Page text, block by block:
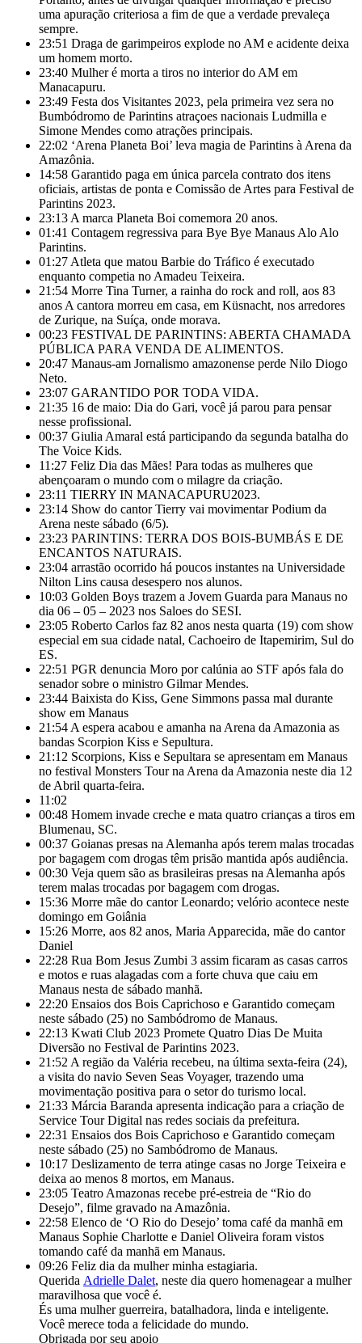
uma apuração criteriosa a fim de que a verdade prevaleça
sempre.
23:51 Draga de garimpeiros explode no AM e acidente deixa
um homem morto.
23:40 Mulher é morta a tiros no interior do AM em
Manacapuru.
23:49 Festa dos Visitantes 2023, pela primeira vez sera no
Bumbódromo de Parintins atraçoes nacionais Ludmilla e
Simone Mendes como atrações principais.
22:02 ‘Arena Planeta Boi’ leva magia de Parintins à Arena da
Amazônia.
14:58 Garantido paga em única parcela contrato dos itens
oficiais, artistas de ponta e Comissão de Artes para Festival de
Parintins 2023.
23:13 A marca Planeta Boi comemora 20 anos.
01:41 Contagem regressiva para Bye Bye Manaus Alo Alo
Parintins.
01:27 Atleta que matou Barbie do Tráfico é executado
enquanto competia no Amadeu Teixeira.
21:54 Morre Tina Turner, a rainha do rock and roll, aos 83
anos A cantora morreu em casa, em Küsnacht, nos arredores
de Zurique, na Suíça, onde morava.
00:23 FESTIVAL DE PARINTINS: ABERTA CHAMADA
PÚBLICA PARA VENDA DE ALIMENTOS.
20:47 Manaus-am Jornalismo amazonense perde Nilo Diogo
Neto.
23:07 GARANTIDO POR TODA VIDA.
21:35 16 de maio: Dia do Gari, você já parou para pensar
nesse profissional.
00:37 Giulia Amaral está participando da segunda batalha do
The Voice Kids.
11:27 Feliz Dia das Mães! Para todas as mulheres que
abençoaram o mundo com o milagre da criação.
23:11 TIERRY IN MANACAPURU2023.
23:14 Show do cantor Tierry vai movimentar Podium da
Arena neste sábado (6/5).
23:23 PARINTINS: TERRA DOS BOIS-BUMBÁS E DE
ENCANTOS NATURAIS.
23:04 arrastão ocorrido há poucos instantes na Universidade
Nilton Lins causa desespero nos alunos.
10:03 Golden Boys trazem a Jovem Guarda para Manaus no
dia 06 – 05 – 2023 nos Saloes do SESI.
23:05 Roberto Carlos faz 82 anos nesta quarta (19) com show
especial em sua cidade natal, Cachoeiro de Itapemirim, Sul do
ES.
22:51 PGR denuncia Moro por calúnia ao STF após fala do
senador sobre o ministro Gilmar Mendes.
23:44 Baixista do Kiss, Gene Simmons passa mal durante
show em Manaus
21:54 A espera acabou e amanha na Arena da Amazonia as
bandas Scorpion Kiss e Sepultura.
21:12 Scorpions, Kiss e Sepultara se apresentam em Manaus
no festival Monsters Tour na Arena da Amazonia neste dia 12
de Abril quarta-feira.
11:02
00:48 Homem invade creche e mata quatro crianças a tiros em
Blumenau, SC.
00:37 Goianas presas na Alemanha após terem malas trocadas
por bagagem com drogas têm prisão mantida após audiência.
00:30 Veja quem são as brasileiras presas na Alemanha após
terem malas trocadas por bagagem com drogas.
15:36 Morre mãe do cantor Leonardo; velório acontece neste
domingo em Goiânia
15:26 Morre, aos 82 anos, Maria Apparecida, mãe do cantor
Daniel
22:28 Rua Bom Jesus Zumbi 3 assim ficaram as casas carros
e motos e ruas alagadas com a forte chuva que caiu em
Manaus nesta de sábado manhã.
22:20 Ensaios dos Bois Caprichoso e Garantido começam
neste sábado (25) no Sambódromo de Manaus.
22:13 Kwati Club 2023 Promete Quatro Dias De Muita
Diversão no Festival de Parintins 2023.
21:52 A região da Valéria recebeu, na última sexta-feira (24),
a visita do navio Seven Seas Voyager, trazendo uma
movimentação positiva para o setor do turismo local.
21:33 Márcia Baranda apresenta indicação para a criação de
Service Tour Digital nas redes sociais da prefeitura.
22:31 Ensaios dos Bois Caprichoso e Garantido começam
neste sábado (25) no Sambódromo de Manaus.
10:17 Deslizamento de terra atinge casas no Jorge Teixeira e
deixa ao menos 8 mortos, em Manaus.
23:05 Teatro Amazonas recebe pré-estreia de “Rio do
Desejo”, filme gravado na Amazônia.
22:58 Elenco de ‘O Rio do Desejo’ toma café da manhã em
Manaus Sophie Charlotte e Daniel Oliveira foram vistos
tomando café da manhã em Manaus.
09:26 Feliz dia da mulher minha estagiaria.
Querida Adrielle Dalet, neste dia quero homenagear a mulher
maravilhosa que você é.
És uma mulher guerreira, batalhadora, linda e inteligente.
Você merece toda a felicidade do mundo.
Obrigada por seu apoio